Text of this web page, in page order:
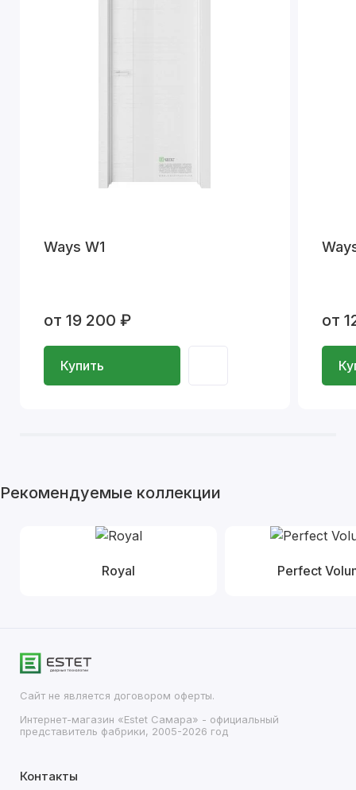
Ways W1
от 19 200 ₽
Купить
от
Рекомендуемые коллекции
Royal Perfect
Сайт не является договором оферты.
Интернет-магазин «Estet Самара» - официальный
представитель фабрики, 2005-2026 год
Контакты